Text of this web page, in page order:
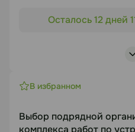
Документация
Статус
«Спортивно-туристский
строительства. Жилой
Выбор организации на
озеленению
Осталось 12 дней
Выбор подрядной
комплекса работ по
В избранном